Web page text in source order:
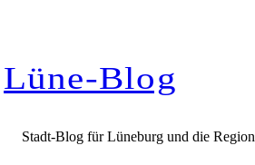
Lüne-Blog
Stadt-Blog für Lüneburg und die Region